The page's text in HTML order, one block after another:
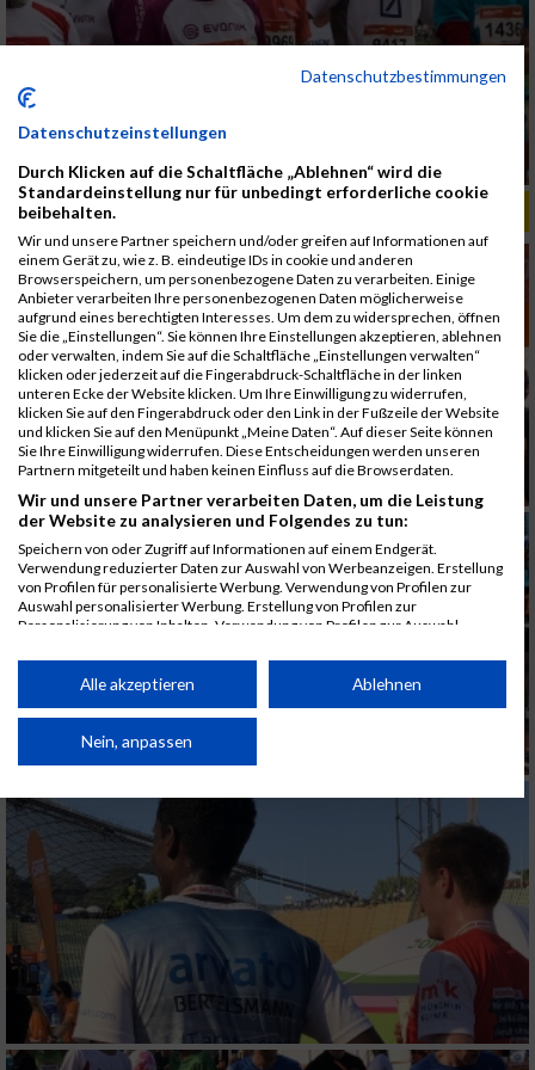
ALBUM B2RUN MÜNCHEN, B2RUN / 16.07.2019
Datenschutzbestimmungen
Datenschutzeinstellungen
Durch Klicken auf die Schaltfläche „Ablehnen“ wird die
Standardeinstellung nur für unbedingt erforderliche cookie
beibehalten.
Wir und unsere Partner speichern und/oder greifen auf Informationen auf
einem Gerät zu, wie z. B. eindeutige IDs in cookie und anderen
Browserspeichern, um personenbezogene Daten zu verarbeiten. Einige
Anbieter verarbeiten Ihre personenbezogenen Daten möglicherweise
aufgrund eines berechtigten Interesses. Um dem zu widersprechen, öffnen
Sie die „Einstellungen“. Sie können Ihre Einstellungen akzeptieren, ablehnen
oder verwalten, indem Sie auf die Schaltfläche „Einstellungen verwalten“
klicken oder jederzeit auf die Fingerabdruck-Schaltfläche in der linken
unteren Ecke der Website klicken. Um Ihre Einwilligung zu widerrufen,
klicken Sie auf den Fingerabdruck oder den Link in der Fußzeile der Website
und klicken Sie auf den Menüpunkt „Meine Daten“. Auf dieser Seite können
Sie Ihre Einwilligung widerrufen. Diese Entscheidungen werden unseren
Partnern mitgeteilt und haben keinen Einfluss auf die Browserdaten.
Wir und unsere Partner verarbeiten Daten, um die Leistung
der Website zu analysieren und Folgendes zu tun:
Speichern von oder Zugriff auf Informationen auf einem Endgerät.
Verwendung reduzierter Daten zur Auswahl von Werbeanzeigen. Erstellung
von Profilen für personalisierte Werbung. Verwendung von Profilen zur
Auswahl personalisierter Werbung. Erstellung von Profilen zur
Personalisierung von Inhalten. Verwendung von Profilen zur Auswahl
Performance von Inhalten. Analyse von Zielgruppen durch Statistiken oder
Kombinationen von Daten aus verschiedenen Quellen. Entwicklung und
von Inhalten.
Daten können außerhalb der Europäischen Union weitergegeben und in die
Website/App.
Partnerliste anzeigen (1 IAB-Anbieter)
Wir nutzen Ihre Daten für folgende Zwecke:
IAB-Verarbeitungszwecke:
Speichern von oder Zugriff auf Informationen
auf einem Endgerät
Verwendung reduzierter Daten zur Auswahl
von Werbeanzeigen
Alle akzeptieren Ablehnen
Nein, anpassen